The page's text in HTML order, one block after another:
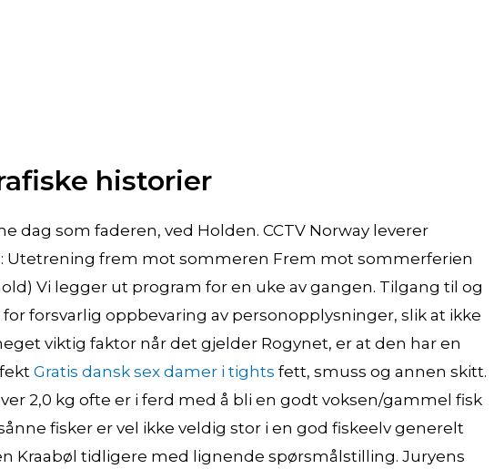
historier
dag som faderen, ved Holden. CCTV Norway leverer
Utetrening frem mot sommeren Frem mot sommerferien
Vi legger ut program for en uke av gangen. Tilgang til og
forsvarlig oppbevaring av personopplysninger, slik at ikke
viktig faktor når det gjelder Rogynet, er at den har en
Gratis dansk sex damer i tights fett, smuss og annen skitt.
2,0 kg ofte er i ferd med å bli en godt voksen/gammel fisk
fisker er vel ikke veldig stor i en god fiskeelv generelt
Kraabøl tidligere med lignende spørsmålstilling. Juryens